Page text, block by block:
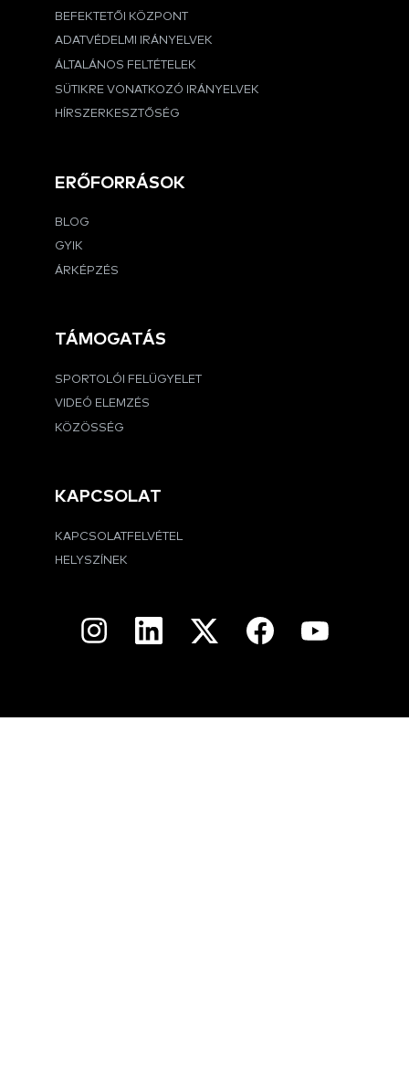
BEFEKTETŐI KÖZPONT
ADATVÉDELMI IRÁNYELVEK
ÁLTALÁNOS FELTÉTELEK
SÜTIKRE VONATKOZÓ IRÁNYELVEK
HÍRSZERKESZTŐSÉG
ERŐFORRÁSOK
BLOG
GYIK
ÁRKÉPZÉS
TÁMOGATÁS
SPORTOLÓI FELÜGYELET
VIDEÓ ELEMZÉS
KÖZÖSSÉG
KAPCSOLAT
KAPCSOLATFELVÉTEL
HELYSZÍNEK